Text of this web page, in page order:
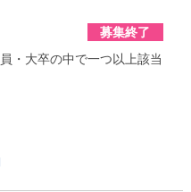
募集終了
・大卒の中で一つ以上該当